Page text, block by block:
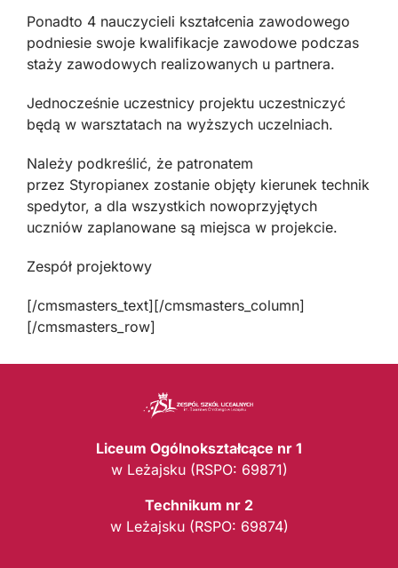
Ponadto 4 nauczycieli kształcenia zawodowego
podniesie swoje kwalifikacje zawodowe podczas
staży zawodowych realizowanych u partnera.
Jednocześnie uczestnicy projektu uczestniczyć
będą w warsztatach na wyższych uczelniach.
Należy podkreślić, że patronatem
przez Styropianex zostanie objęty kierunek technik
spedytor, a dla wszystkich nowoprzyjętych
uczniów zaplanowane są miejsca w projekcie.
Zespół projektowy
[/cmsmasters_text][/cmsmasters_column]
[/cmsmasters_row]
Liceum Ogólnokształcące nr 1
w Leżajsku (RSPO: 69871)
Technikum nr 2
w Leżajsku (RSPO: 69874)